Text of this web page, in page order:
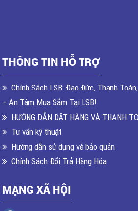
THÔNG TIN HỖ TRỢ
Chính Sách LSB: Đạo Đức, Thanh
– An Tâm Mua Sắm Tại LSB!
HƯỚNG DẪN ĐẶT HÀNG VÀ THANH
Tư vấn kỹ thuật
Hướng dẫn sử dụng và bảo quản
Chính Sách Đổi Trả Hàng Hóa
MẠNG XÃ HỘI